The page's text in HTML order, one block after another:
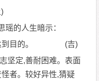
瑶的人生暗示：
易达到目的。 (吉)
坚定,善耐困难。表面
者。较好异性,猜疑